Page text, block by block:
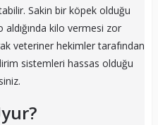
Sakin bir köpek olduğu
kilo vermesi zor
veteriner hekimler tarafından
sistemleri hassas olduğu